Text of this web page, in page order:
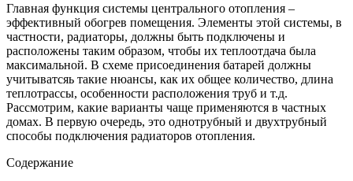
Главная функция системы центрального отопления –
эффективный обогрев помещения. Элементы этой системы, в
частности, радиаторы, должны быть подключены и
расположены таким образом, чтобы их теплоотдача была
максимальной. В схеме присоединения батарей должны
учитыватсяь такие нюансы, как их общее количество, длина
теплотрассы, особенности расположения труб и т.д.
Рассмотрим, какие варианты чаще применяются в частных
домах. В первую очередь, это однотрубный и двухтрубный
способы подключения радиаторов отопления.
Содержание